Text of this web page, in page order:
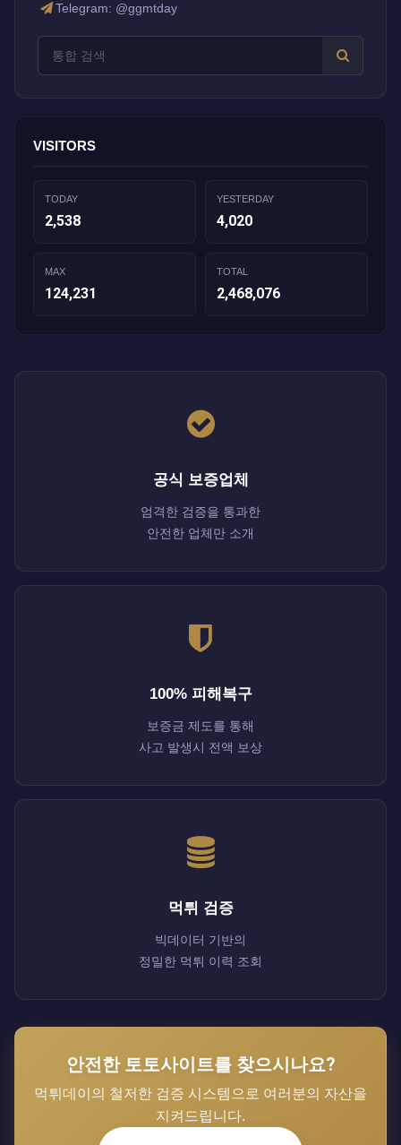
Telegram: @ggmtday
VISITORS
TODAY
2,538
YESTERDAY
4,020
MAX
124,231
TOTAL
2,468,076
공식 보증업체
엄격한 검증을 통과한
안전한 업체만 소개
100% 피해복구
보증금 제도를 통해
사고 발생시 전액 보상
먹튀 검증
빅데이터 기반의
정밀한 먹튀 이력 조회
안전한 토토사이트를 찾으시나요?
먹튀데이의 철저한 검증 시스템으로 여러분의 자산을
지켜드립니다.